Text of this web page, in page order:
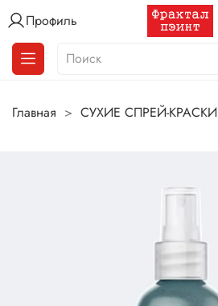
Профиль
Главная СУХИЕ СПРЕЙ-КРАСКИ